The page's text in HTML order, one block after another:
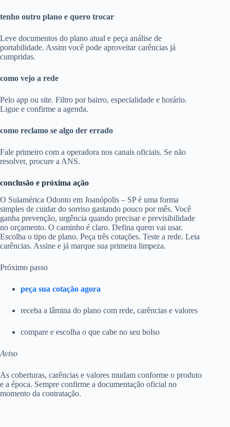
tenho outro plano e quero trocar
Leve documentos do plano atual e peça análise de
portabilidade. Assim você pode aproveitar carências já
cumpridas.
como vejo a rede
Pelo app ou site. Filtro por bairro, especialidade e horário.
Ligue e confirme a agenda.
como reclamo se algo der errado
Fale primeiro com a operadora nos canais oficiais. Se não
resolver, procure a ANS.
conclusão e próxima ação
O Sulamérica Odonto em Joanópolis – SP é uma forma
simples de cuidar do sorriso gastando pouco por mês. Você
ganha prevenção, urgência quando precisar e previsibilidade
no orçamento. O caminho é claro. Defina quem vai usar.
Escolha o tipo de plano. Peça três cotações. Teste a rede. Leia
carências. Assine e já marque sua primeira limpeza.
Próximo passo
peça sua cotação agora
receba a lâmina do plano com rede, carências e valores
compare e escolha o que cabe no seu bolso
Aviso
As coberturas, carências e valores mudam conforme o produto
e a época. Sempre confirme a documentação oficial no
momento da contratação.